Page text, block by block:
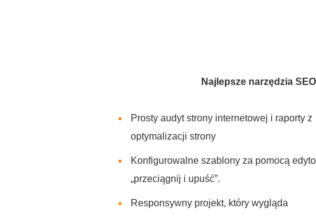
Najlepsze narzędzia
Prosty audyt strony internetowej i raporty z
optymalizacji strony
Konfigurowalne szablony za pomocą
„przeciągnij i upuść”.
Responsywny projekt, który wygląda